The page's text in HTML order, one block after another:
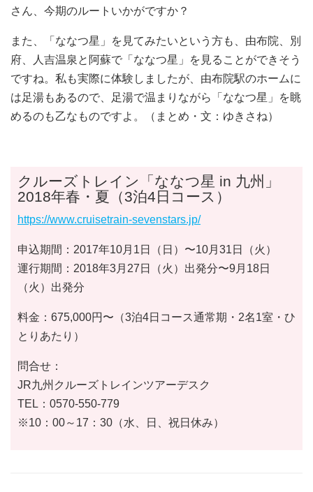
さん、今期のルートいかがですか？
また、「ななつ星」を見てみたいという方も、由布院、別
府、人吉温泉と阿蘇で「ななつ星」を見ることができそう
ですね。私も実際に体験しましたが、由布院駅のホームに
は足湯もあるので、足湯で温まりながら「ななつ星」を眺
めるのも乙なものですよ。（まとめ・文：ゆきさね）
クルーズトレイン「ななつ星 in 九州」
2018年春・夏（3泊4日コース）
https://www.cruisetrain-sevenstars.jp/
申込期間：2017年10月1日（日）〜10月31日（火）
運行期間：2018年3月27日（火）出発分〜9月18日
（火）出発分
料金：675,000円〜（3泊4日コース通常期・2名1室・ひ
とりあたり）
問合せ：
JR九州クルーズトレインツアーデスク
TEL：0570-550-779
※10：00～17：30（水、日、祝日休み）